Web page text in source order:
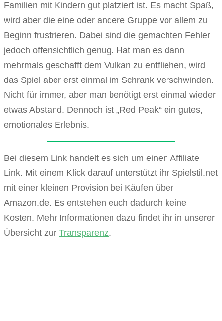
Familien mit Kindern gut platziert ist. Es macht Spaß,
wird aber die eine oder andere Gruppe vor allem zu
Beginn frustrieren. Dabei sind die gemachten Fehler
jedoch offensichtlich genug. Hat man es dann
mehrmals geschafft dem Vulkan zu entfliehen, wird
das Spiel aber erst einmal im Schrank verschwinden.
Nicht für immer, aber man benötigt erst einmal wieder
etwas Abstand. Dennoch ist „Red Peak“ ein gutes,
emotionales Erlebnis.
Bei diesem Link handelt es sich um einen Affiliate
Link. Mit einem Klick darauf unterstützt ihr Spielstil.net
mit einer kleinen Provision bei Käufen über
Amazon.de. Es entstehen euch dadurch keine
Kosten. Mehr Informationen dazu findet ihr in unserer
Übersicht zur Transparenz.